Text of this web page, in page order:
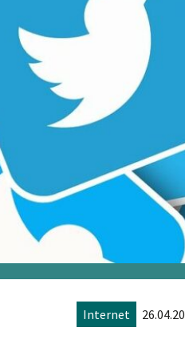
Internet